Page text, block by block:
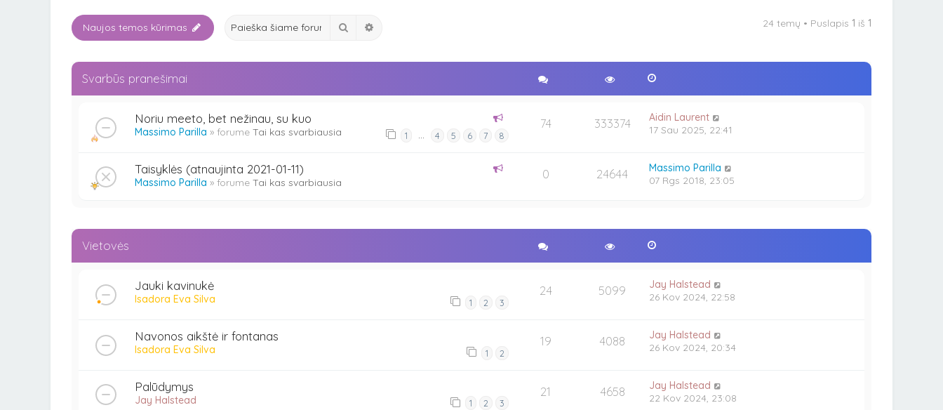
Naujos temos kūrimas Ieškoti 24 temų • Puslapis 1 iš 1
Svarbūs pranešimai
Noriu meeto, bet nežinau, su kuo
Massimo Parilla » forume Tai kas svarbiausia 1 … 4 5 6 7 8
74 333374
Aidin Laurent
17 Sau 2025, 22:41
Taisyklės (atnaujinta 2021-01-11)
Massimo Parilla » forume Tai kas svarbiausia
0 24644
Massimo Parilla
07 Rgs 2018, 23:05
Vietovės
Jauki kavinukė
Isadora Eva Silva 1 2 3
24 5099
Jay Halstead
26 Kov 2024, 22:58
Navonos aikštė ir fontanas
Isadora Eva Silva 1 2
19 4088
Jay Halstead
26 Kov 2024, 20:34
Palūdymys
Jay Halstead 1 2 3
21 4658
Jay Halstead
22 Kov 2024, 23:08